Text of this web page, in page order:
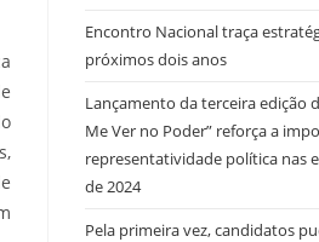
Encontro Nacional traça
próximos dois anos
Lançamento da terceira edição
Me Ver no Poder” reforça a
representatividade política nas
de 2024
Pela primeira vez, candidatos